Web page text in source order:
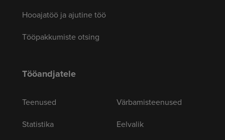
Hooajatöö ja ajutine töö
Tööpakkumiste otsing
Tööandjatele
Teenused
Statistika
Värbamisteenused
Eelvalik